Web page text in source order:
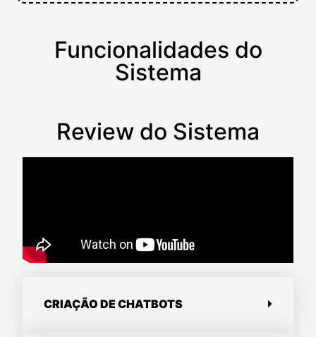
Funcionalidades do
Sistema
Review do Sistema
CRIAÇÃO DE CHATBOTS